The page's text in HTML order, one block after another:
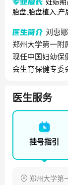
妊娠
胎盘;胎盘植入;产
刘惠
郑州大学第一附
现任中国妇幼保
会生育保健专委
第二届围产儿外
等。从事妇产
掌握了该科常
学和围产医学
胎合并一胎异常
（ICP）、妊娠
医生服务
挂号指引
郑州大学第